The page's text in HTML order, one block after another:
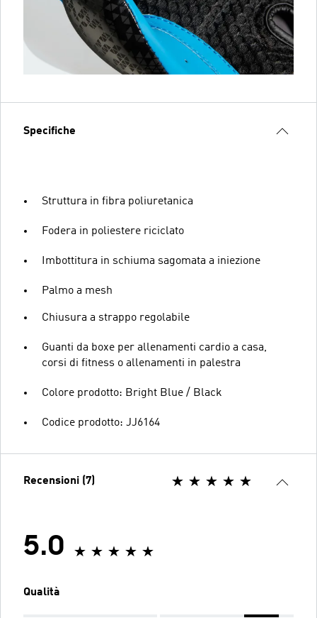
Specifiche
Struttura in fibra poliuretanica
Fodera in poliestere riciclato
Imbottitura in schiuma sagomata a iniezione
Palmo a mesh
Chiusura a strappo regolabile
Guanti da boxe per allenamenti cardio a casa,
corsi di fitness o allenamenti in palestra
Colore prodotto: Bright Blue / Black
Codice prodotto: JJ6164
Recensioni (7)
5.0
Qualità